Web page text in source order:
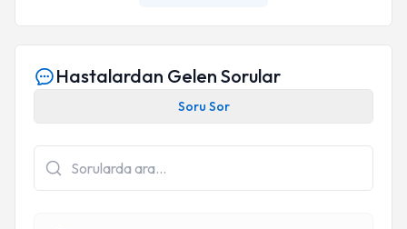
Hastalardan Gelen Sorular
Soru Sor